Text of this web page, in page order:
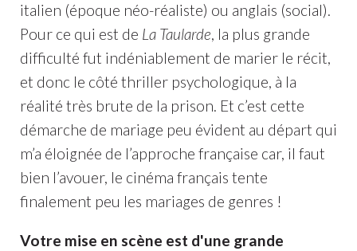
italien (époque néo-réaliste) ou anglais (social).
Pour ce qui est de La Taularde, la plus grande
difficulté fut indéniablement de marier le récit,
et donc le côté thriller psychologique, à la
réalité très brute de la prison. Et c’est cette
démarche de mariage peu évident au départ qui
m’a éloignée de l’approche française car, il faut
bien l’avouer, le cinéma français tente
finalement peu les mariages de genres !
Votre mise en scène est d'une grande